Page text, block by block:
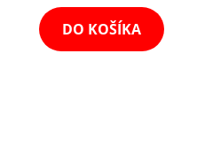
DO KOŠÍKA